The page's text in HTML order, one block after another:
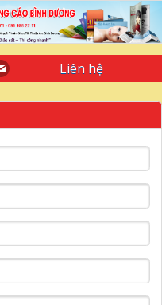
Dương
Liên hệ